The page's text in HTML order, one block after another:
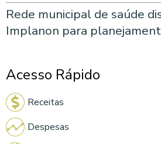
Rede municipal de saúde
Implanon para
Acesso Rápido
Receitas
Despesas